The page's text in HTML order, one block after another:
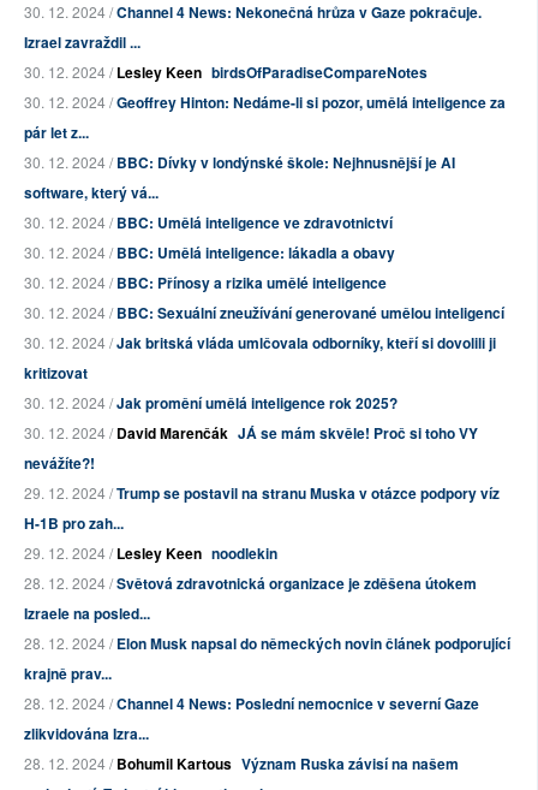
30. 12. 2024 /Channel 4 News: Nekonečná hrůza v Gaze pokračuje.
Izrael zavraždil ...
30. 12. 2024 /Lesley Keen birdsOfParadiseCompareNotes
30. 12. 2024 /Geoffrey Hinton: Nedáme-li si pozor, umělá inteligence za
pár let z...
30. 12. 2024 /BBC: Dívky v londýnské škole: Nejhnusnější je AI
software, který vá...
30. 12. 2024 /BBC: Umělá inteligence ve zdravotnictví
30. 12. 2024 /BBC: Umělá inteligence: lákadla a obavy
30. 12. 2024 /BBC: Přínosy a rizika umělé inteligence
30. 12. 2024 /BBC: Sexuální zneužívání generované umělou inteligencí
30. 12. 2024 /Jak britská vláda umlčovala odborníky, kteří si dovolili ji
kritizovat
30. 12. 2024 /Jak promění umělá inteligence rok 2025?
30. 12. 2024 /David Marenčák JÁ se mám skvěle! Proč si toho VY
nevážíte?!
29. 12. 2024 /Trump se postavil na stranu Muska v otázce podpory víz
H-1B pro zah...
29. 12. 2024 /Lesley Keen noodlekin
28. 12. 2024 /Světová zdravotnická organizace je zděšena útokem
Izraele na posled...
28. 12. 2024 /Elon Musk napsal do německých novin článek podporující
krajně prav...
28. 12. 2024 /Channel 4 News: Poslední nemocnice v severní Gaze
zlikvidována Izra...
28. 12. 2024 /Bohumil Kartous Význam Ruska závisí na našem